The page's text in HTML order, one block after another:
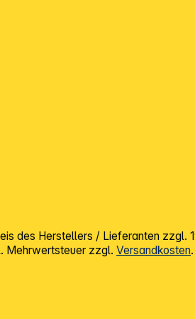
des Herstellers / Lieferanten zzgl.
Mehrwertsteuer zzgl. Versandkosten.